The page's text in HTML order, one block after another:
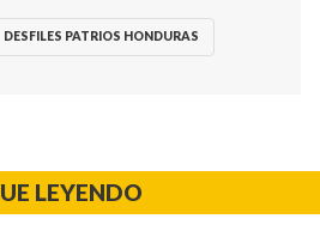
DESFILES PATRIOS HONDURAS
LEYENDO